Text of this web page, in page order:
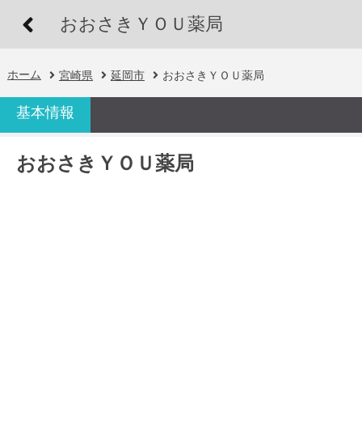
おおさきＹＯＵ薬局
ホーム 宮崎県 延岡市 おおさきＹＯＵ薬局
基本情報
おおさきＹＯＵ薬局